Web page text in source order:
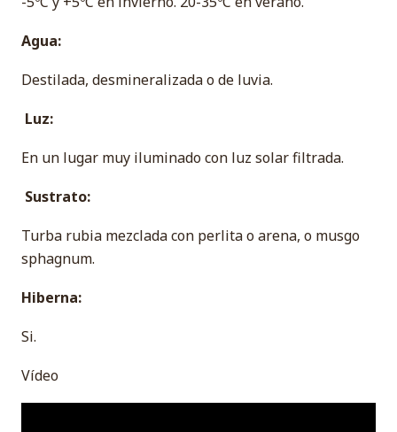
Agua:
Destilada, desmineralizada o de luvia.
Luz:
En un lugar muy iluminado con luz solar filtrada.
Sustrato:
Turba rubia mezclada con perlita o arena, o musgo
sphagnum.
Hiberna:
Si.
Vídeo